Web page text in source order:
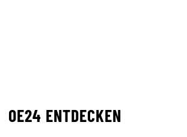
OE24 ENTDECKEN